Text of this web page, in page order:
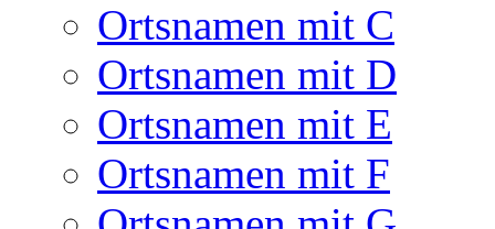
Ortsnamen mit C
Ortsnamen mit D
Ortsnamen mit E
Ortsnamen mit F